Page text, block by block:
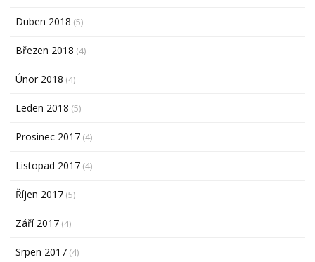
Duben 2018 (5)
Březen 2018 (4)
Únor 2018 (4)
Leden 2018 (5)
Prosinec 2017 (4)
Listopad 2017 (4)
Říjen 2017 (5)
Září 2017 (4)
Srpen 2017 (4)